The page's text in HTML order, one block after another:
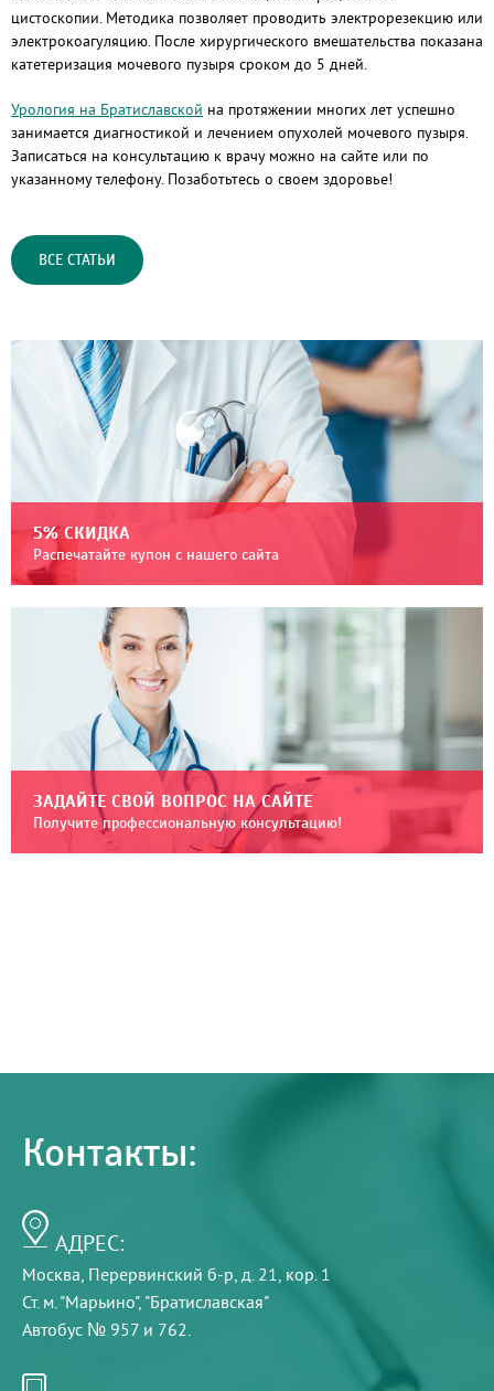
цистоскопии. Методика позволяет проводить электрорезекцию или
электрокоагуляцию. После хирургического вмешательства показана
катетеризация мочевого пузыря сроком до 5 дней.
Урология на Братиславской на протяжении многих лет успешно
занимается диагностикой и лечением опухолей мочевого пузыря.
Записаться на консультацию к врачу можно на сайте или по
указанному телефону. Позаботьтесь о своем здоровье!
ВСЕ СТАТЬИ
5% СКИДКА
Распечатайте купон с нашего сайта
ЗАДАЙТЕ СВОЙ ВОПРОС НА САЙТЕ
Получите профессиональную консультацию!
Контакты:
АДРЕС:
Москва, Перервинский б-р, д. 21, кор. 1
Ст. м. "Марьино", "Братиславская"
Автобус № 957 и 762.